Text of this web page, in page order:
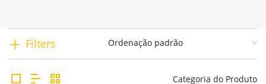
Filters
Categoria do Produto